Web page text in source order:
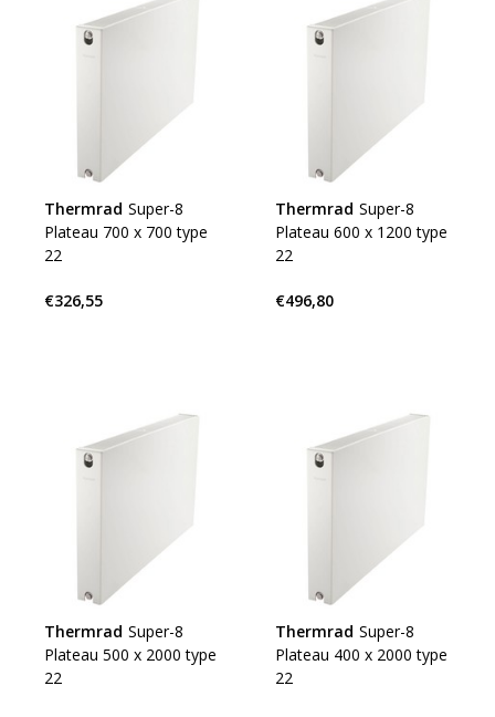
Thermrad Super-8
Plateau 700 x 700 type
22
€326,55
Thermrad Super-8
Plateau 600 x 1200 type
22
€496,80
Thermrad Super-8
Plateau 500 x 2000 type
22
Thermrad Super-8
Plateau 400 x 2000 type
22